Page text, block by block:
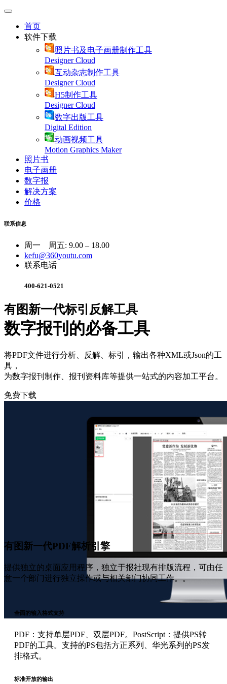
首页
软件下载
照片书及电子画册制作工具
Designer Cloud
互动杂志制作工具
Designer Cloud
H5制作工具
Designer Cloud
数字出版工具
Digital Edition
动画视频工具
Motion Graphics Maker
照片书
电子画册
数字报
解决方案
价格
联系信息
周一 周五: 9.00 – 18.00
kefu@360youtu.com
联系电话
400-621-0521
有图新一代标引反解工具
数字报刊的必备工具
将PDF文件进行分析、反解、标引，输出各种XML或Json的工
具，
为数字报刊制作、报刊资料库等提供一站式的内容加工平台。
免费下载
有图新一代PDF解析引擎
提供独立的桌面应用程序，独立于报社现有排版流程，可由任
意一个部门进行独立操作或与相关部门协同工作。。
全面的输入格式支持
PDF：支持单层PDF、双层PDF。PostScript：提供PS转
PDF的工具。支持的PS包括方正系列、华光系列的PS发
排格式。
标准开放的输出